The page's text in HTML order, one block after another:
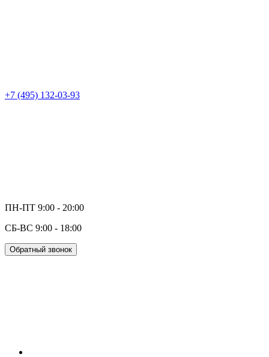
+7 (495) 132-03-93
ПН-ПТ 9:00 - 20:00
СБ-ВС 9:00 - 18:00
Обратный звонок